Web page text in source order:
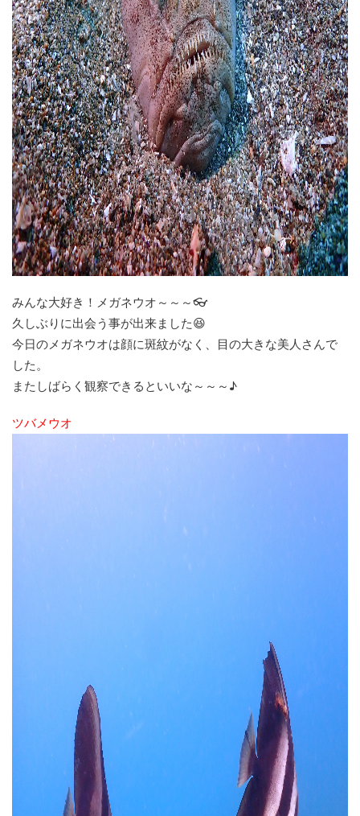
みんな大好き！メガネウオ～～～👓
久しぶりに出会う事が出来ました😆
今日のメガネウオは顔に斑紋がなく、目の大きな美人さんで
した。
またしばらく観察できるといいな～～～♪
ツバメウオ